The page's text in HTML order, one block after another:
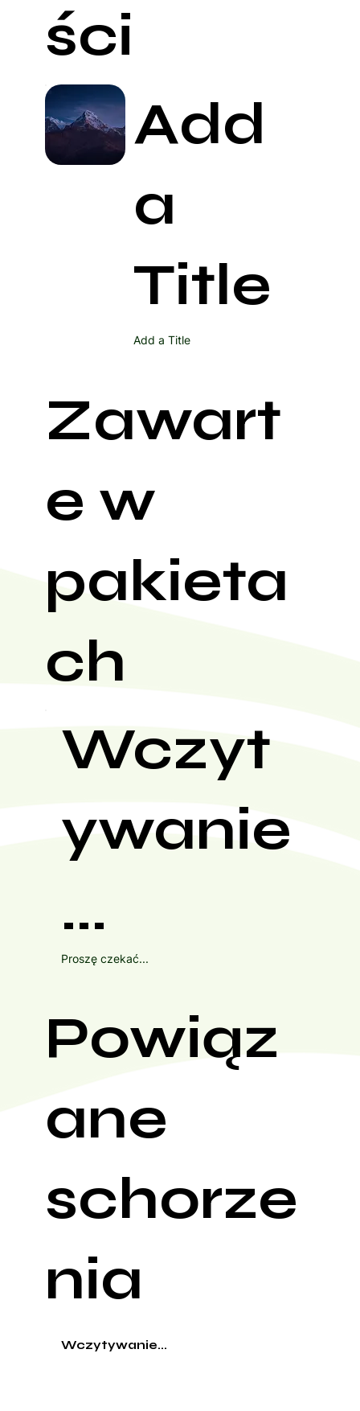
ści
Add
a
Title
Add a Title
Zawart
e w
pakieta
ch
Wczyt
ywanie
...
Proszę czekać...
Powiąz
ane
schorze
nia
Wczytywanie...